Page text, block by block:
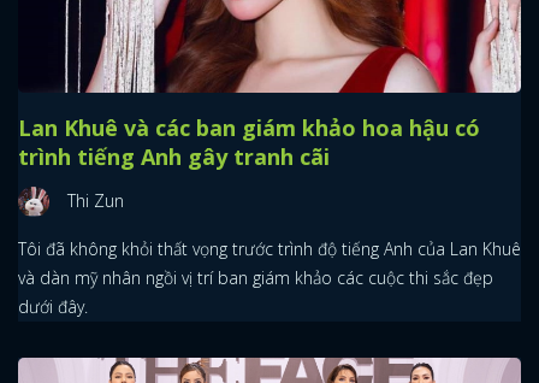
Lan Khuê và các ban giám khảo hoa hậu có
trình tiếng Anh gây tranh cãi
Thi Zun
Tôi đã không khỏi thất vọng trước trình độ tiếng Anh của Lan Khuê
và dàn mỹ nhân ngồi vị trí ban giám khảo các cuộc thi sắc đẹp
dưới đây.